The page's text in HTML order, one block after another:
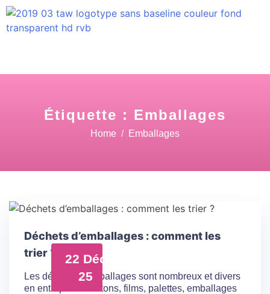
Étiquette : Emballages
Home Emballages
22 Déc
25
Déchets d’emballages : comment les
trier ?
Les déchets d’emballages sont nombreux et divers
en entreprise. Cartons, films, palettes, emballages